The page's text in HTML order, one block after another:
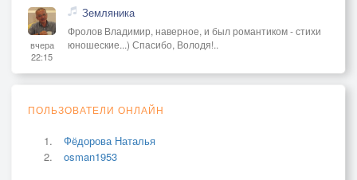
вчера
22:15
Земляника
Фролов Владимир, наверное, и был романтиком - стихи
юношеские...) Спасибо, Володя!..
ПОЛЬЗОВАТЕЛИ ОНЛАЙН
Фёдорова Наталья
osman1953